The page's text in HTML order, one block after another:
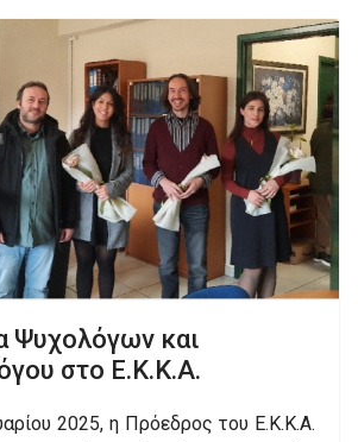
Ψυχολόγων και
στο Ε.Κ.Κ.Α.
2025, η Πρόεδρος του Ε.Κ.Κ.Α.